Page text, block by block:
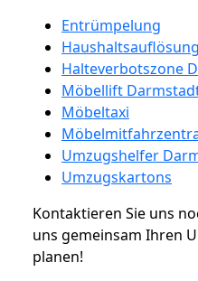
Entrümpelung
Halteverbotszone
Möbellift
Möbeltaxi
Umzugshelfer
Umzugskartons
Kontaktieren Sie uns
uns gemeinsam Ihren
planen!